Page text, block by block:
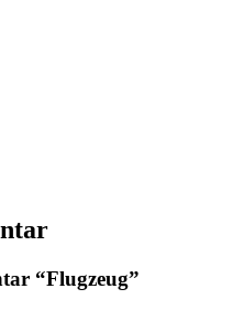
“Flugzeug”